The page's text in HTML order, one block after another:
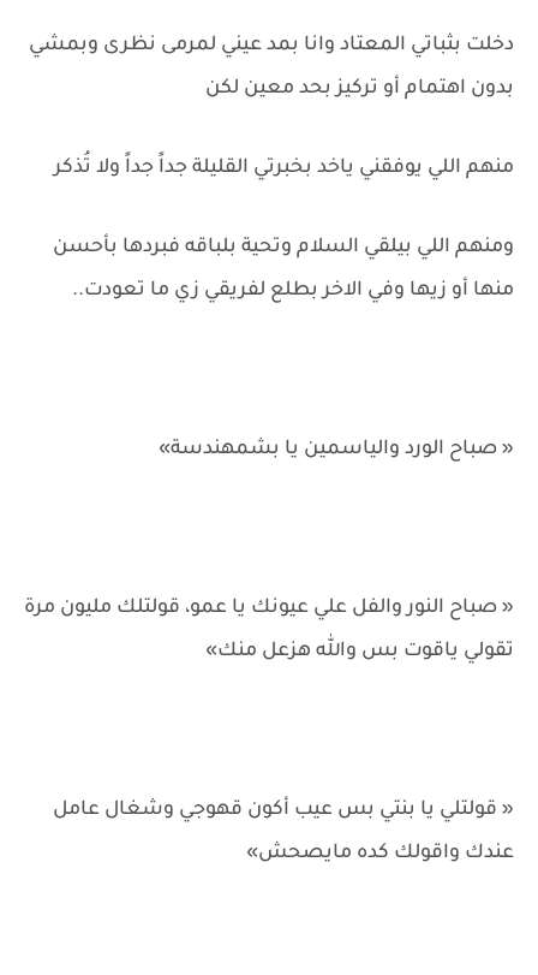
دخلت بثباتي المعتاد وانا بمد عيني لمرمى نظرى وبمشي
بدون اهتمام أو تركيز بحد معين لكن
منهم اللي يوفقني ياخد بخبرتي القليلة جداً جداً ولا تُذكر
ومنهم اللي بيلقي السلام وتحية بلباقه فبردها بأحسن
منها أو زيها وفي الاخر بطلع لفريقي زي ما تعودت..
« صباح الورد والياسمين يا بشمهندسة»
« صباح النور والفل علي عيونك يا عمو، قولتلك مليون مرة
تقولي ياقوت بس والله هزعل منك»
« قولتلي يا بنتي بس عيب أكون قهوجي وشغال عامل
عندك واقولك كده مايصحش»